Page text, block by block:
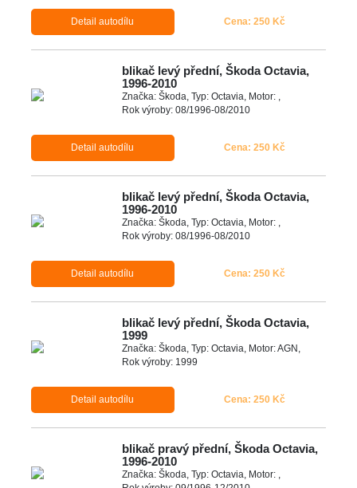
Detail autodílu Cena: 250 Kč
blikač levý přední, Škoda Octavia,
1996-2010
Značka: Škoda, Typ: Octavia, Motor: ,
Rok výroby: 08/1996-08/2010
Detail autodílu Cena: 250 Kč
blikač levý přední, Škoda Octavia,
1996-2010
Značka: Škoda, Typ: Octavia, Motor: ,
Rok výroby: 08/1996-08/2010
Detail autodílu Cena: 250 Kč
blikač levý přední, Škoda Octavia,
1999
Značka: Škoda, Typ: Octavia, Motor: AGN,
Rok výroby: 1999
Detail autodílu Cena: 250 Kč
blikač pravý přední, Škoda Octavia,
1996-2010
Značka: Škoda, Typ: Octavia, Motor: ,